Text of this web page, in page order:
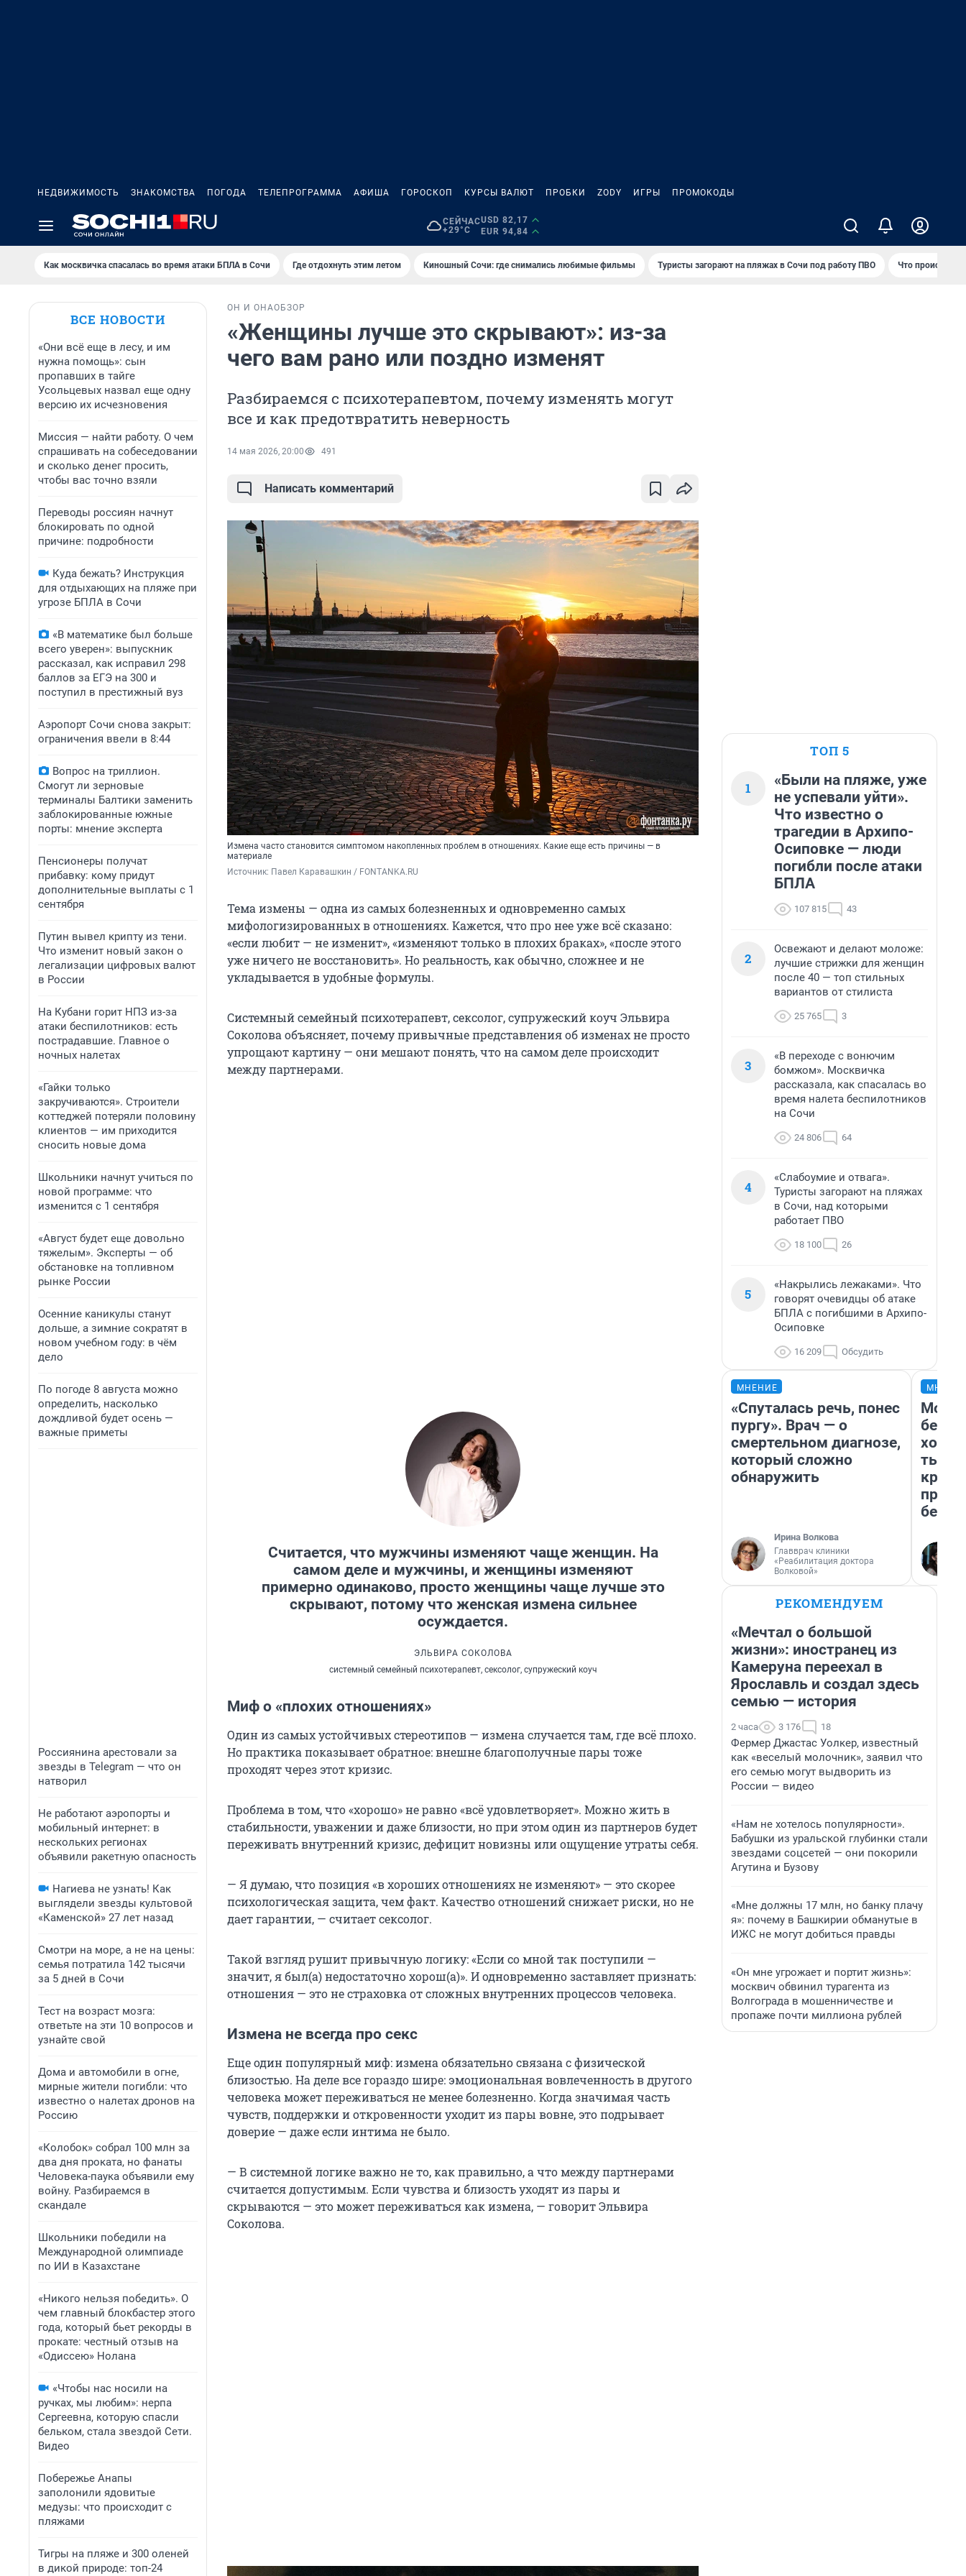
НЕДВИЖИМОСТЬ ЗНАКОМСТВА ПОГОДА ТЕЛЕПРОГРАММА АФИША ГОРОСКОП КУРСЫ ВАЛЮТ ПРОБКИ ZODY ИГРЫ ПРОМОКОДЫ
СЕЙЧАС
+29°C
USD 82,17
EUR 94,84
Как москвичка спасалась во время атаки БПЛА в Сочи Где отдохнуть этим летом Киношный Сочи: где снимались любимые фильмы Туристы загорают на пляжах в Сочи под работу ПВО Что происходит
ВСЕ НОВОСТИ
«Они всё еще в лесу, и им
нужна помощь»: сын
пропавших в тайге
Усольцевых назвал еще одну
версию их исчезновения
Миссия — найти работу. О чем
спрашивать на собеседовании
и сколько денег просить,
чтобы вас точно взяли
Переводы россиян начнут
блокировать по одной
причине: подробности
Куда бежать? Инструкция
для отдыхающих на пляже при
угрозе БПЛА в Сочи
«В математике был больше
всего уверен»: выпускник
рассказал, как исправил 298
баллов за ЕГЭ на 300 и
поступил в престижный вуз
Аэропорт Сочи снова закрыт:
ограничения ввели в 8:44
Вопрос на триллион.
Смогут ли зерновые
терминалы Балтики заменить
заблокированные южные
порты: мнение эксперта
Пенсионеры получат
прибавку: кому придут
дополнительные выплаты с 1
сентября
Путин вывел крипту из тени.
Что изменит новый закон о
легализации цифровых валют
в России
На Кубани горит НПЗ из-за
атаки беспилотников: есть
пострадавшие. Главное о
ночных налетах
«Гайки только
закручиваются». Строители
коттеджей потеряли половину
клиентов — им приходится
сносить новые дома
Школьники начнут учиться по
новой программе: что
изменится с 1 сентября
«Август будет еще довольно
тяжелым». Эксперты — об
обстановке на топливном
рынке России
Осенние каникулы станут
дольше, а зимние сократят в
новом учебном году: в чём
дело
По погоде 8 августа можно
определить, насколько
дождливой будет осень —
важные приметы
Россиянина арестовали за
звезды в Telegram — что он
натворил
Не работают аэропорты и
мобильный интернет: в
нескольких регионах
объявили ракетную опасность
Нагиева не узнать! Как
выглядели звезды культовой
«Каменской» 27 лет назад
Смотри на море, а не на цены:
семья потратила 142 тысячи
за 5 дней в Сочи
Тест на возраст мозга:
ответьте на эти 10 вопросов и
узнайте свой
Дома и автомобили в огне,
мирные жители погибли: что
известно о налетах дронов на
Россию
«Колобок» собрал 100 млн за
два дня проката, но фанаты
Человека-паука объявили ему
войну. Разбираемся в
скандале
Школьники победили на
Международной олимпиаде
по ИИ в Казахстане
«Никого нельзя победить». О
чем главный блокбастер этого
года, который бьет рекорды в
прокате: честный отзыв на
«Одиссею» Нолана
«Чтобы нас носили на
ручках, мы любим»: нерпа
Сергеевна, которую спасли
бельком, стала звездой Сети.
Видео
Побережье Анапы
заполонили ядовитые
медузы: что происходит с
пляжами
Тигры на пляже и 300 оленей
в дикой природе: топ-24
ОН И ОНАОБЗОР
«Женщины лучше это скрывают»: из-за
чего вам рано или поздно изменят
Разбираемся с психотерапевтом, почему изменять могут
все и как предотвратить неверность
14 мая 2026, 20:00 491
Написать комментарий
Измена часто становится симптомом накопленных проблем в отношениях. Какие еще есть причины — в
материале
Источник: Павел Каравашкин / FONTANKA.RU
Тема измены — одна из самых болезненных и одновременно самых
мифологизированных в отношениях. Кажется, что про нее уже всё сказано:
«если любит — не изменит», «изменяют только в плохих браках», «после этого
уже ничего не восстановить». Но реальность, как обычно, сложнее и не
укладывается в удобные формулы.
Системный семейный психотерапевт, сексолог, супружеский коуч Эльвира
Соколова объясняет, почему привычные представления об изменах не просто
упрощают картину — они мешают понять, что на самом деле происходит
между партнерами.
Считается, что мужчины изменяют чаще женщин. На
самом деле и мужчины, и женщины изменяют
примерно одинаково, просто женщины чаще лучше это
скрывают, потому что женская измена сильнее
осуждается.
ЭЛЬВИРА СОКОЛОВА
системный семейный психотерапевт, сексолог, супружеский коуч
Миф о «плохих отношениях»
Один из самых устойчивых стереотипов — измена случается там, где всё плохо.
Но практика показывает обратное: внешне благополучные пары тоже
проходят через этот кризис.
Проблема в том, что «хорошо» не равно «всё удовлетворяет». Можно жить в
стабильности, уважении и даже близости, но при этом один из партнеров будет
переживать внутренний кризис, дефицит новизны или ощущение утраты себя.
— Я думаю, что позиция «в хороших отношениях не изменяют» — это скорее
психологическая защита, чем факт. Качество отношений снижает риски, но не
дает гарантии, — считает сексолог.
Такой взгляд рушит привычную логику: «Если со мной так поступили —
значит, я был(а) недостаточно хорош(а)». И одновременно заставляет признать:
отношения — это не страховка от сложных внутренних процессов человека.
Измена не всегда про секс
Еще один популярный миф: измена обязательно связана с физической
близостью. На деле все гораздо шире: эмоциональная вовлеченность в другого
человека может переживаться не менее болезненно. Когда значимая часть
чувств, поддержки и откровенности уходит из пары вовне, это подрывает
доверие — даже если интима не было.
— В системной логике важно не то, как правильно, а что между партнерами
считается допустимым. Если чувства и близость уходят из пары и
скрываются — это может переживаться как измена, — говорит Эльвира
Соколова.
ТОП 5
1
«Были на пляже, уже
не успевали уйти».
Что известно о
трагедии в Архипо-
Осиповке — люди
погибли после атаки
БПЛА
107 815 43
2
Освежают и делают моложе:
лучшие стрижки для женщин
после 40 — топ стильных
вариантов от стилиста
25 765 3
3
«В переходе с вонючим
бомжом». Москвичка
рассказала, как спасалась во
время налета беспилотников
на Сочи
24 806 64
4
«Слабоумие и отвага».
Туристы загорают на пляжах
в Сочи, над которыми
работает ПВО
18 100 26
5
«Накрылись лежаками». Что
говорят очевидцы об атаке
БПЛА с погибшими в Архипо-
Осиповке
16 209 Обсудить
МНЕНИЕ
«Спуталась речь, понес
пургу». Врач — о
смертельном диагнозе,
который сложно
обнаружить
Ирина Волкова
Главврач клиники
«Реабилитация доктора
Волковой»
Мой
РЕКОМЕНДУЕМ
«Мечтал о большой
жизни»: иностранец из
Камеруна переехал в
Ярославль и создал здесь
семью — история
2 часа 3 176 18
Фермер Джастас Уолкер, известный
как «веселый молочник», заявил что
его семью могут выдворить из
России — видео
«Нам не хотелось популярности».
Бабушки из уральской глубинки стали
звездами соцсетей — они покорили
Агутина и Бузову
«Мне должны 17 млн, но банку плачу
я»: почему в Башкирии обманутые в
ИЖС не могут добиться правды
«Он мне угрожает и портит жизнь»:
москвич обвинил турагента из
Волгограда в мошенничестве и
пропаже почти миллиона рублей